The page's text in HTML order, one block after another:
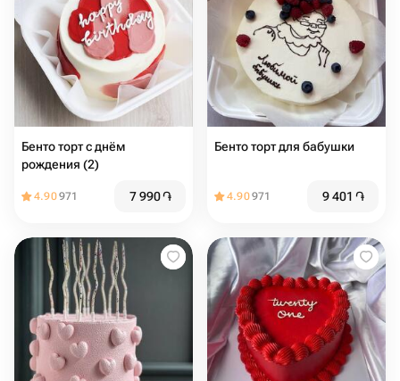
Бенто торт с днём
рождения (2)
4.90971 7 990֏
Бенто торт для бабушки
4.90971 9 401 ֏